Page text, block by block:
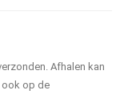
Afhalen kan
ook op de